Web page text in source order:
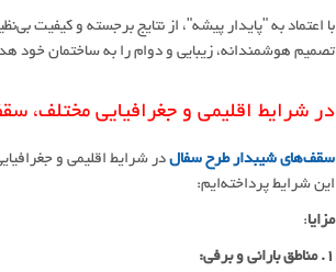
با اعتماد به "پایدار پیشه"، از نتایج برجسته و
تصمیم هوشمندانه، زیبایی و دوام را به ساختمان خود
در شرایط اقلیمی و جغرافیایی مختلف،
سقف‌های شیبدار طرح سفالدر شرایط اقلیمی و
این شرایط پرداخته‌ایم:
مزایا:
1. مناطق بارانی و برفی: